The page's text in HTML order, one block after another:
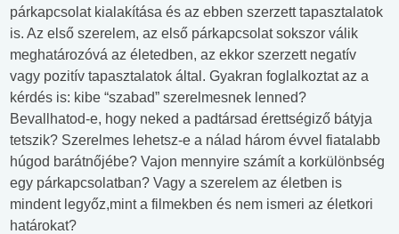
párkapcsolat kialakítása és az ebben szerzett tapasztalatok
is. Az első szerelem, az első párkapcsolat sokszor válik
meghatározóvá az életedben, az ekkor szerzett negatív
vagy pozitív tapasztalatok által. Gyakran foglalkoztat az a
kérdés is: kibe “szabad” szerelmesnek lenned?
Bevallhatod-e, hogy neked a padtársad érettségiző bátyja
tetszik? Szerelmes lehetsz-e a nálad három évvel fiatalabb
húgod barátnőjébe? Vajon mennyire számít a korkülönbség
egy párkapcsolatban? Vagy a szerelem az életben is
mindent legyőz,mint a filmekben és nem ismeri az életkori
határokat?